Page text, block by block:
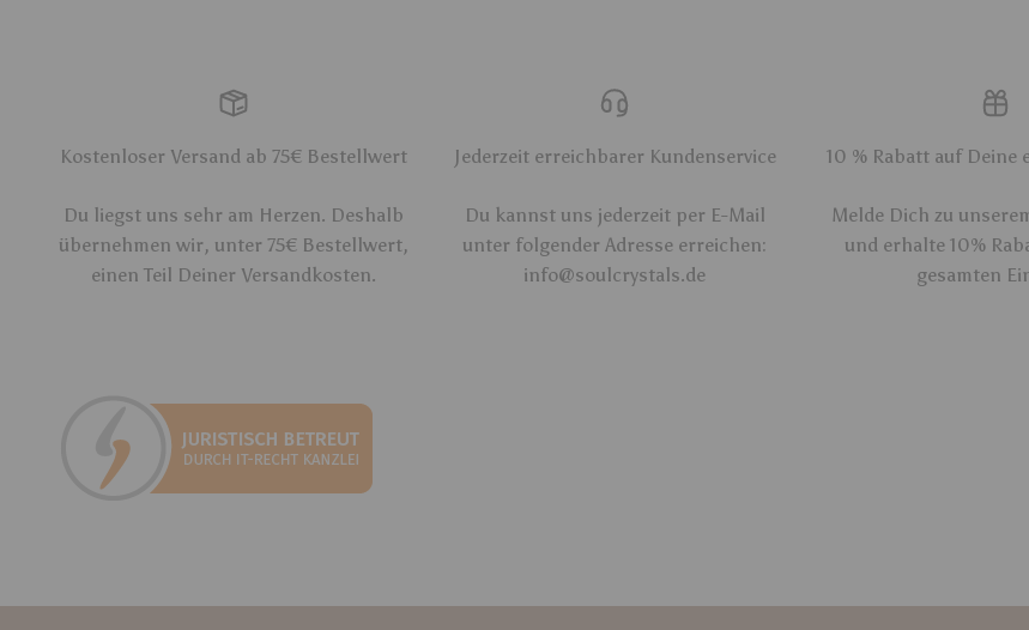
Kostenloser Versand ab 75€ Bestellwert
Du liegst uns sehr am Herzen. Deshalb
übernehmen wir, unter 75€ Bestellwert,
einen Teil Deiner Versandkosten.
Jederzeit erreichbarer Kundenservice
Du kannst uns jederzeit per E-Mail
unter folgender Adresse erreichen:
info@soulcrystals.de
10 % Rabatt auf Deine
Melde Dich zu
und erhalte 10%
gesamten